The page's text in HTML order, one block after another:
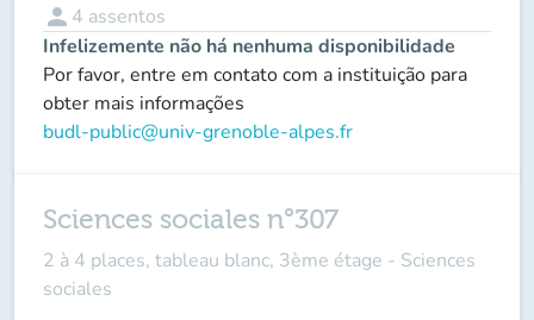
person 4 assentos
Infelizemente não há nenhuma disponibilidade
Por favor, entre em contato com a instituição para
obter mais informações
budl-public@univ-grenoble-alpes.fr
Sciences sociales n°307
2 à 4 places, tableau blanc, 3ème étage - Sciences
sociales